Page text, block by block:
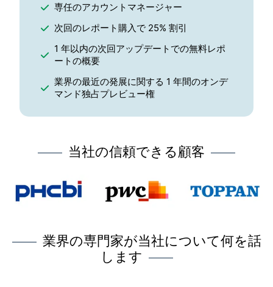
専任のアカウントマネージャー
次回のレポート購入で 25% 割引
1 年以内の次回アップデートでの無料レポ
ートの概要
業界の最近の発展に関する 1 年間のオンデ
マンド独占プレビュー権
当社の信頼できる顧客
業界の専門家が当社について何を話
します